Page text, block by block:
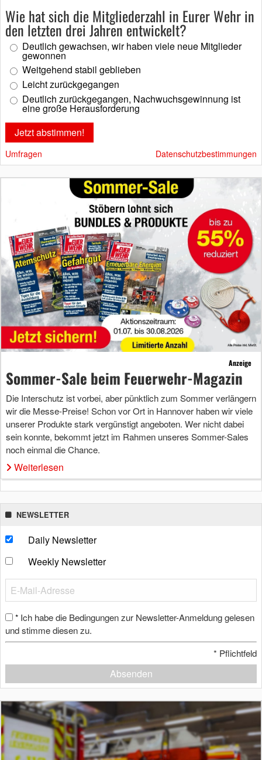
Wie hat sich die Mitgliederzahl in Eurer Wehr in
den letzten drei Jahren entwickelt?
Deutlich gewachsen, wir haben viele neue Mitglieder
gewonnen
Weitgehend stabil geblieben
Leicht zurückgegangen
Deutlich zurückgegangen, Nachwuchsgewinnung ist
eine große Herausforderung
Umfragen Datenschutzbestimmungen
Anzeige
Sommer-Sale beim Feuerwehr-Magazin
Die Interschutz ist vorbei, aber pünktlich zum Sommer verlängern
wir die Messe-Preise! Schon vor Ort in Hannover haben wir viele
unserer Produkte stark vergünstigt angeboten. Wer nicht dabei
sein konnte, bekommt jetzt im Rahmen unseres Sommer-Sales
noch einmal die Chance.
Weiterlesen
NEWSLETTER
Daily Newsletter
Weekly Newsletter
* Ich habe die Bedingungen zur Newsletter-Anmeldung gelesen
und stimme diesen zu.
* Pflichtfeld
Absenden